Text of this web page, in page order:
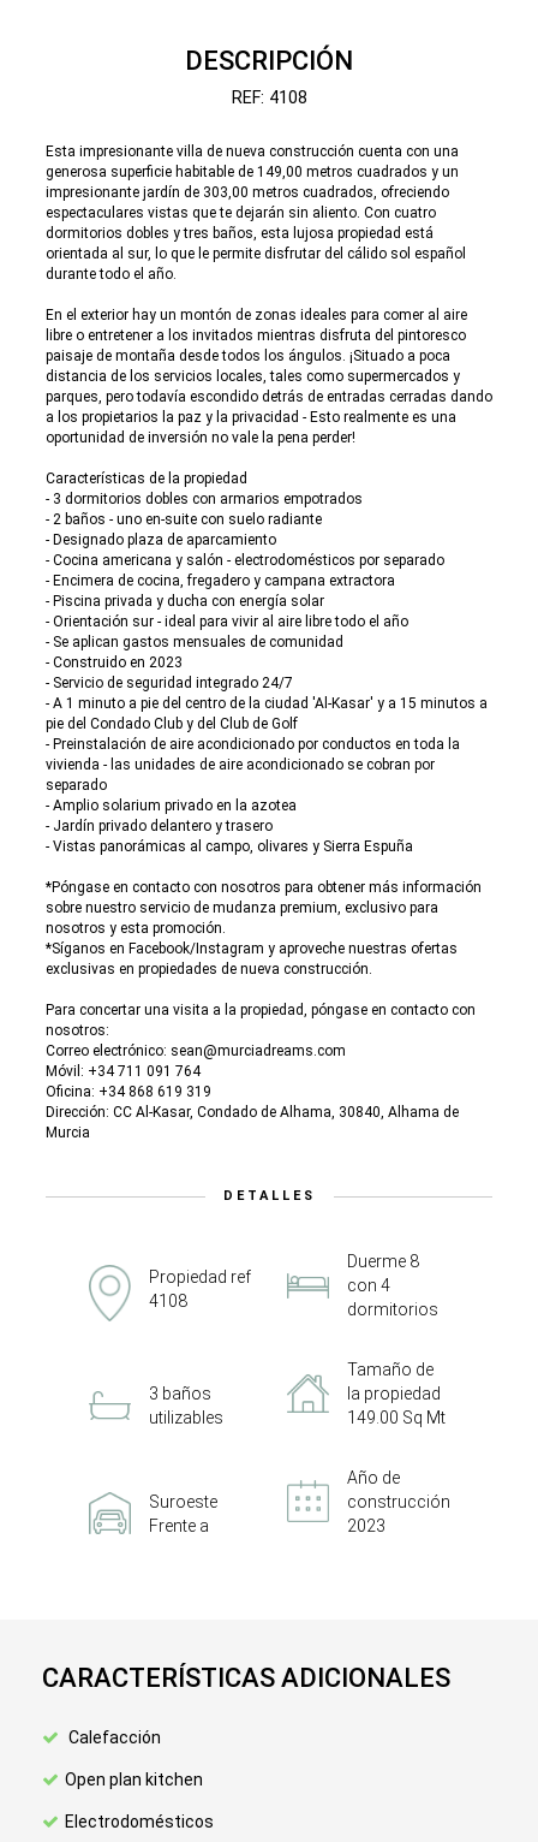
DESCRIPCIÓN
REF: 4108
Esta impresionante villa de nueva construcción cuenta con una
generosa superficie habitable de 149,00 metros cuadrados y un
impresionante jardín de 303,00 metros cuadrados, ofreciendo
espectaculares vistas que te dejarán sin aliento. Con cuatro
dormitorios dobles y tres baños, esta lujosa propiedad está
orientada al sur, lo que le permite disfrutar del cálido sol español
durante todo el año.
En el exterior hay un montón de zonas ideales para comer al aire
libre o entretener a los invitados mientras disfruta del pintoresco
paisaje de montaña desde todos los ángulos. ¡Situado a poca
distancia de los servicios locales, tales como supermercados y
parques, pero todavía escondido detrás de entradas cerradas dando
a los propietarios la paz y la privacidad - Esto realmente es una
oportunidad de inversión no vale la pena perder!
Características de la propiedad
- 3 dormitorios dobles con armarios empotrados
- 2 baños - uno en-suite con suelo radiante
- Designado plaza de aparcamiento
- Cocina americana y salón - electrodomésticos por separado
- Encimera de cocina, fregadero y campana extractora
- Piscina privada y ducha con energía solar
- Orientación sur - ideal para vivir al aire libre todo el año
- Se aplican gastos mensuales de comunidad
- Construido en 2023
- Servicio de seguridad integrado 24/7
- A 1 minuto a pie del centro de la ciudad 'Al-Kasar' y a 15 minutos a
pie del Condado Club y del Club de Golf
- Preinstalación de aire acondicionado por conductos en toda la
vivienda - las unidades de aire acondicionado se cobran por
separado
- Amplio solarium privado en la azotea
- Jardín privado delantero y trasero
- Vistas panorámicas al campo, olivares y Sierra Espuña
*Póngase en contacto con nosotros para obtener más información
sobre nuestro servicio de mudanza premium, exclusivo para
nosotros y esta promoción.
*Síganos en Facebook/Instagram y aproveche nuestras ofertas
exclusivas en propiedades de nueva construcción.
Para concertar una visita a la propiedad, póngase en contacto con
nosotros:
Correo electrónico: sean@murciadreams.com
Móvil: +34 711 091 764
Oficina: +34 868 619 319
Dirección: CC Al-Kasar, Condado de Alhama, 30840, Alhama de
Murcia
DETALLES
Propiedad ref
4108
Duerme 8
con 4
dormitorios
3 baños
utilizables
Tamaño de
la propiedad
149.00 Sq Mt
Suroeste
Frente a
Año de
construcción
2023
CARACTERÍSTICAS ADICIONALES
Calefacción
Open plan kitchen
Electrodomésticos